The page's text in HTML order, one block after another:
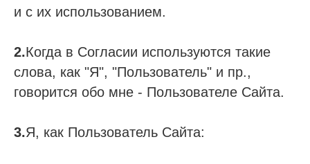
и с их использованием.
2.Когда в Согласии используются такие
слова, как "Я", "Пользователь" и пр.,
говорится обо мне - Пользователе Сайта.
3.Я, как Пользователь Сайта: